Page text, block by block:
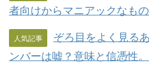
者向けからマニアックなも
人気記事
ぞろ目をよく見る
ンバーは嘘？意味と信憑性